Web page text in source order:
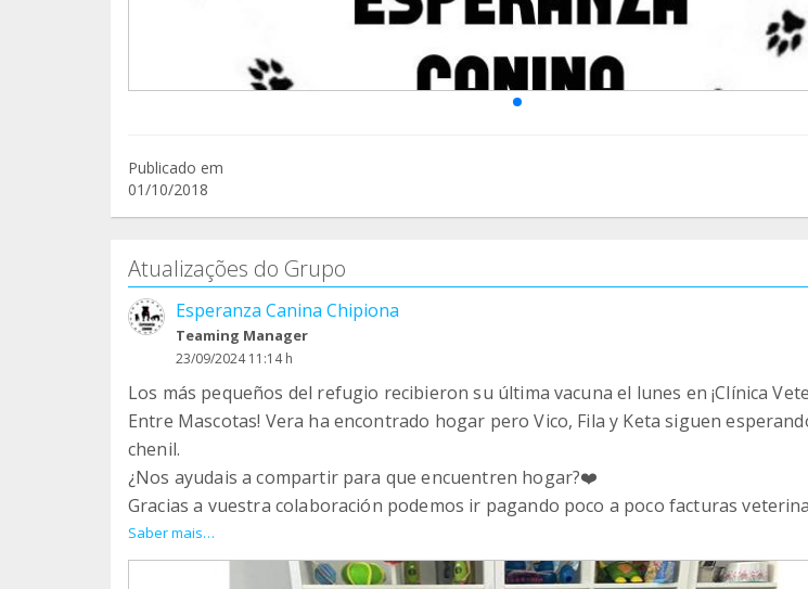
Publicado em
01/10/2018
Atualizações do Grupo
Esperanza Canina Chipiona
Teaming Manager
23/09/2024 11:14 h
Los más pequeños del refugio recibieron su última vacuna el lunes en ¡Clínica
Entre Mascotas! Vera ha encontrado hogar pero Vico, Fila y Keta siguen
chenil.
¿Nos ayudais a compartir para que encuentren hogar?❤️
Gracias a vuestra colaboración podemos ir pagando poco a poco facturas
seguir mejorando el refugio. GRACIAS
Saber mais…